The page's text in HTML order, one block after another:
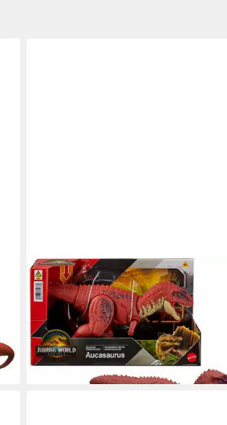
MATTEL®
Spielfigur Jurassic World, Rebirth,
Wild Roar Aucasaurus
ab 19,95 € UVP22,90 €
-13%
leider ausverkauft